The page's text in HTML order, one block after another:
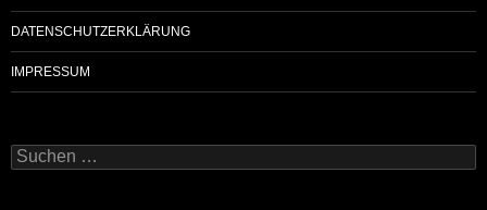
DATENSCHUTZERKLÄRUNG
IMPRESSUM
Suchen
nach: